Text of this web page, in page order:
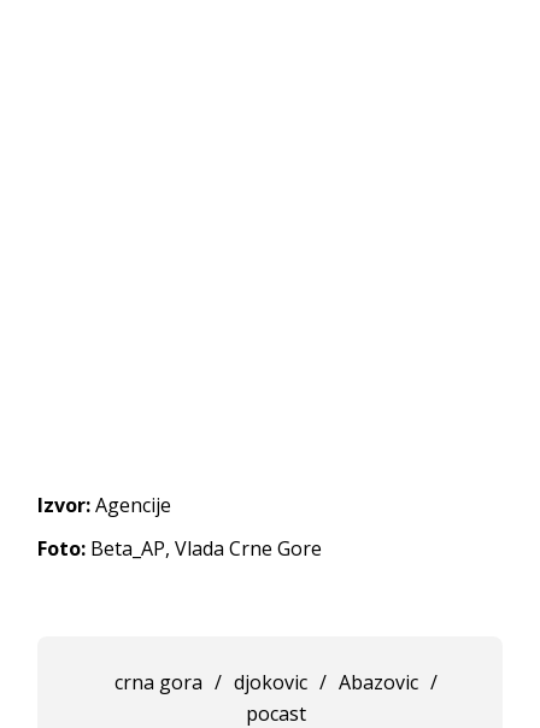
Izvor:Agencije
Foto: Beta_AP, Vlada Crne Gore
crna gora / djokovic / Abazovic /
pocast